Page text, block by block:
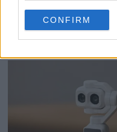
use your data for below
consent section.
CONFIRM